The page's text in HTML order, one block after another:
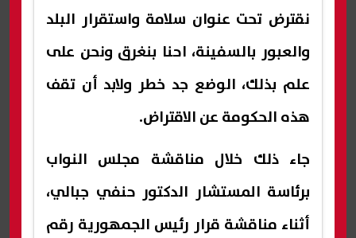
نقترض تحت عنوان سلامة واستقرار البلد
والعبور بالسفينة، احنا بنغرق ونحن على
علم بذلك، الوضع جد خطر ولابد أن تقف
هذه الحكومة عن الاقتراض.
جاء ذلك خلال مناقشة مجلس النواب
برئاسة المستشار الدكتور حنفي جبالي،
أثناء مناقشة قرار رئيس الجمهورية رقم